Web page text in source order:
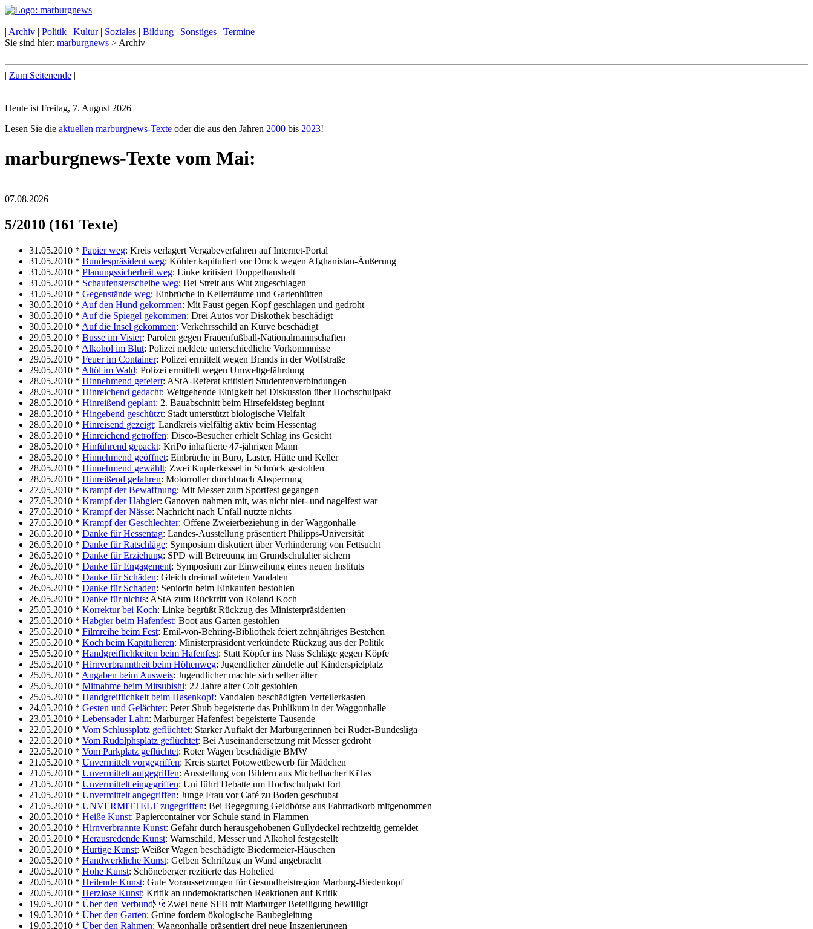
| Archiv | Politik | Kultur| Soziales | Bildung | Sonstiges | Termine |
Sie sind hier: marburgnews > Archiv
| Zum Seitenende |
Heute ist Freitag, 7. August 2026
Lesen Sie die aktuellen marburgnews-Texte oder die aus den Jahren 2000 bis 2023!
marburgnews-Texte vom Mai:
07.08.2026
5/2010 (161 Texte)
31.05.2010 * Papier weg: Kreis verlagert Vergabeverfahren auf Internet-Portal
31.05.2010 * Bundespräsident weg: Köhler kapituliert vor Druck wegen Afghanistan-Äußerung
31.05.2010 * Planungssicherheit weg: Linke kritisiert Doppelhaushalt
31.05.2010 * Schaufensterscheibe weg: Bei Streit aus Wut zugeschlagen
31.05.2010 * Gegenstände weg: Einbrüche in Kellerräume und Gartenhütten
30.05.2010 * Auf den Hund gekommen: Mit Faust gegen Kopf geschlagen und gedroht
30.05.2010 * Auf die Spiegel gekommen: Drei Autos vor Diskothek beschädigt
30.05.2010 * Auf die Insel gekommen: Verkehrsschild an Kurve beschädigt
29.05.2010 * Busse im Visier: Parolen gegen Frauenfußball-Nationalmannschaften
29.05.2010 * Alkohol im Blut: Polizei meldete unterschiedliche Vorkommnisse
29.05.2010 * Feuer im Container: Polizei ermittelt wegen Brands in der Wolfstraße
29.05.2010 * Altöl im Wald: Polizei ermittelt wegen Umweltgefährdung
28.05.2010 * Hinnehmend gefeiert: AStA-Referat kritisiert Studentenverbindungen
28.05.2010 * Hinreichend gedacht: Weitgehende Einigkeit bei Diskussion über Hochschulpakt
28.05.2010 * Hinreißend geplant: 2. Bauabschnitt beim Hirsefeldsteg beginnt
28.05.2010 * Hingebend geschützt: Stadt unterstützt biologische Vielfalt
28.05.2010 * Hinreisend gezeigt: Landkreis vielfältig aktiv beim Hessentag
28.05.2010 * Hinreichend getroffen: Disco-Besucher erhielt Schlag ins Gesicht
28.05.2010 * Hinführend gepackt: KriPo inhaftierte 47-jährigen Mann
28.05.2010 * Hinnehmend geöffnet: Einbrüche in Büro, Laster, Hütte und Keller
28.05.2010 * Hinnehmend gewählt: Zwei Kupferkessel in Schröck gestohlen
28.05.2010 * Hinreißend gefahren: Motorroller durchbrach Absperrung
27.05.2010 * Krampf der Bewaffnung: Mit Messer zum Sportfest gegangen
27.05.2010 * Krampf der Habgier: Ganoven nahmen mit, was nicht niet- und nagelfest war
27.05.2010 * Krampf der Nässe: Nachricht nach Unfall nutzte nichts
27.05.2010 * Krampf der Geschlechter: Offene Zweierbeziehung in der Waggonhalle
26.05.2010 * Danke für Hessentag: Landes-Ausstellung präsentiert Philipps-Universität
26.05.2010 * Danke für Ratschläge: Symposium diskutiert über Verhinderung von Fettsucht
26.05.2010 * Danke für Erziehung: SPD will Betreuung im Grundschulalter sichern
26.05.2010 * Danke für Engagement: Symposium zur Einweihung eines neuen Instituts
26.05.2010 * Danke für Schäden: Gleich dreimal wüteten Vandalen
26.05.2010 * Danke für Schaden: Seniorin beim Einkaufen bestohlen
26.05.2010 * Danke für nichts: AStA zum Rücktritt von Roland Koch
25.05.2010 * Korrektur bei Koch: Linke begrüßt Rückzug des Ministerpräsidenten
25.05.2010 * Habgier beim Hafenfest: Boot aus Garten gestohlen
25.05.2010 * Filmreihe beim Fest: Emil-von-Behring-Bibliothek feiert zehnjähriges Bestehen
25.05.2010 * Koch beim Kapitulieren: Ministerpräsident verkündete Rückzug aus der Politik
25.05.2010 * Handgreiflichkeiten beim Hafenfest: Statt Köpfer ins Nass Schläge gegen Köpfe
25.05.2010 * Hirnverbranntheit beim Höhenweg: Jugendlicher zündelte auf Kinderspielplatz
25.05.2010 * Angaben beim Ausweis: Jugendlicher machte sich selber älter
25.05.2010 * Mitnahme beim Mitsubishi: 22 Jahre alter Colt gestohlen
25.05.2010 * Handgreiflichkeit beim Hasenkopf: Vandalen beschädigten Verteilerkasten
24.05.2010 * Gesten und Gelächter: Peter Shub begeisterte das Publikum in der Waggonhalle
23.05.2010 * Lebensader Lahn: Marburger Hafenfest begeisterte Tausende
22.05.2010 * Vom Schlussplatz geflüchtet: Starker Auftakt der Marburgerinnen bei Ruder-Bundesliga
22.05.2010 * Vom Rudolphsplatz geflüchtet: Bei Auseinandersetzung mit Messer gedroht
22.05.2010 * Vom Parkplatz geflüchtet: Roter Wagen beschädigte BMW
21.05.2010 * Unvermittelt vorgegriffen: Kreis startet Fotowettbewerb für Mädchen
21.05.2010 * Unvermittelt aufgegriffen: Ausstellung von Bildern aus Michelbacher KiTas
21.05.2010 * Unvermittelt eingegriffen: Uni führt Debatte um Hochschulpakt fort
21.05.2010 * Unvermittelt angegriffen: Junge Frau vor Café zu Boden geschubst
21.05.2010 * UNVERMITTELT zugegriffen: Bei Begegnung Geldbörse aus Fahrradkorb mitgenommen
20.05.2010 * Heiße Kunst: Papiercontainer vor Schule stand in Flammen
20.05.2010 * Hirnverbrannte Kunst: Gefahr durch herausgehobenen Gullydeckel rechtzeitig gemeldet
20.05.2010 * Herausredende Kunst: Warnschild, Messer und Alkohol festgestellt
20.05.2010 * Hurtige Kunst: Weißer Wagen beschädigte Biedermeier-Häuschen
20.05.2010 * Handwerkliche Kunst: Gelben Schriftzug an Wand angebracht
20.05.2010 * Hohe Kunst: Schöneberger rezitierte das Hohelied
20.05.2010 * Heilende Kunst: Gute Voraussetzungen für Gesundheistregion Marburg-Biedenkopf
20.05.2010 * Herzlose Kunst: Kritik an undemokratischen Reaktionen auf Kritik
19.05.2010 * Über den Verbund: Zwei neue SFB mit Marburger Beteiligung bewilligt
19.05.2010 * Über den Garten: Grüne fordern ökologische Baubegleitung
19.05.2010 * Über den Rahmen: Waggonhalle präsentiert drei neue Inszenierungen